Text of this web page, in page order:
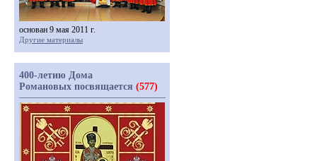
основан 9 мая 2011 г.
Другие материалы
400-летию Дома
Романовых посвящается (577)